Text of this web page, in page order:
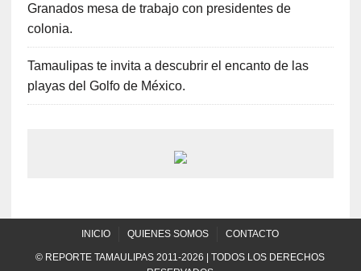
Granados mesa de trabajo con presidentes de
colonia.
Tamaulipas te invita a descubrir el encanto de las
playas del Golfo de México.
INICIO QUIENES SOMOS CONTACTO
© REPORTE TAMAULIPAS 2011-2026 | TODOS LOS DERECHOS